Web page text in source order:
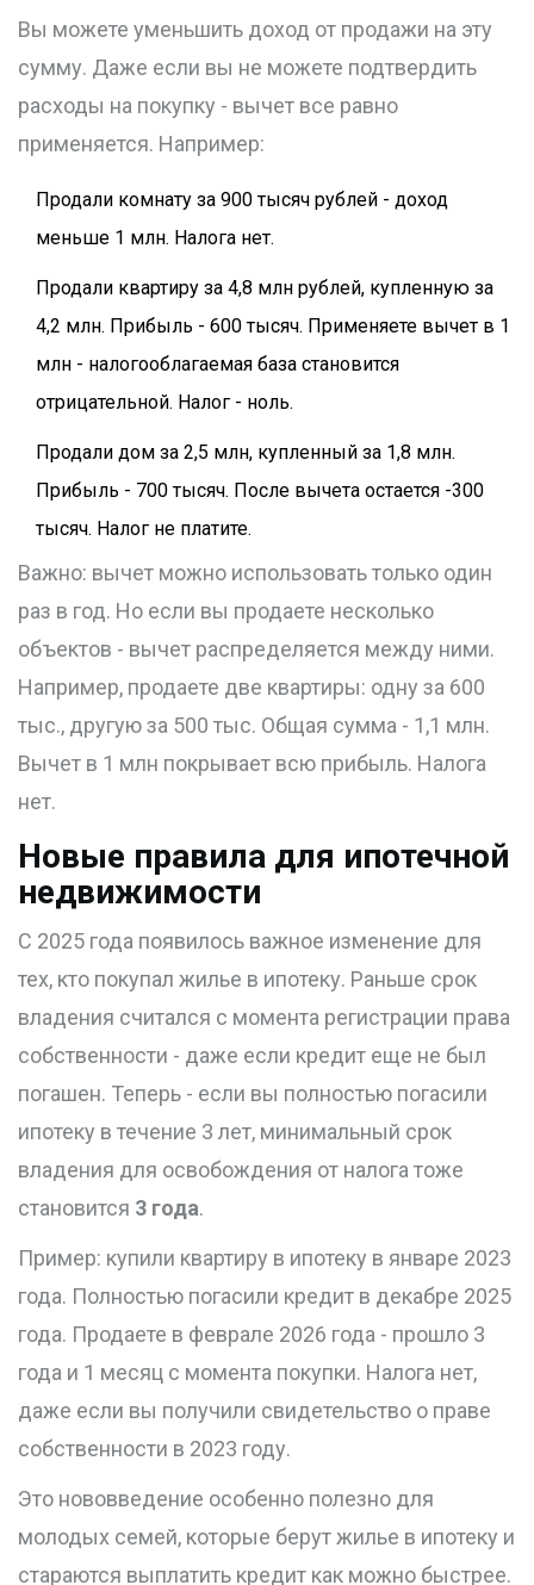
Вы можете уменьшить доход от продажи на эту
сумму. Даже если вы не можете подтвердить
расходы на покупку - вычет все равно
применяется. Например:
Продали комнату за 900 тысяч рублей - доход
меньше 1 млн. Налога нет.
Продали квартиру за 4,8 млн рублей, купленную за
4,2 млн. Прибыль - 600 тысяч. Применяете вычет в 1
млн - налогооблагаемая база становится
отрицательной. Налог - ноль.
Продали дом за 2,5 млн, купленный за 1,8 млн.
Прибыль - 700 тысяч. После вычета остается -300
тысяч. Налог не платите.
Важно: вычет можно использовать только один
раз в год. Но если вы продаете несколько
объектов - вычет распределяется между ними.
Например, продаете две квартиры: одну за 600
тыс., другую за 500 тыс. Общая сумма - 1,1 млн.
Вычет в 1 млн покрывает всю прибыль. Налога
нет.
Новые правила для ипотечной
недвижимости
С 2025 года появилось важное изменение для
тех, кто покупал жилье в ипотеку. Раньше срок
владения считался с момента регистрации права
собственности - даже если кредит еще не был
погашен. Теперь - если вы полностью погасили
ипотеку в течение 3 лет, минимальный срок
владения для освобождения от налога тоже
становится 3 года.
Пример: купили квартиру в ипотеку в январе 2023
года. Полностью погасили кредит в декабре 2025
года. Продаете в феврале 2026 года - прошло 3
года и 1 месяц с момента покупки. Налога нет,
даже если вы получили свидетельство о праве
собственности в 2023 году.
Это нововведение особенно полезно для
молодых семей, которые берут жилье в ипотеку и
стараются выплатить кредит как можно быстрее.